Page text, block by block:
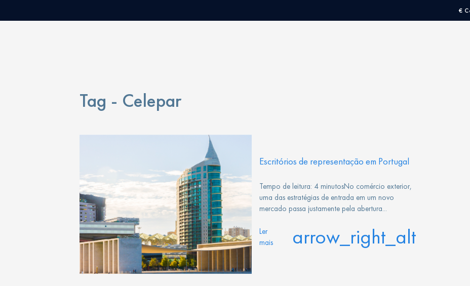
€
Tag - Celepar
Escritórios de representação em Portugal
Tempo de leitura: 4 minutosNo comércio exterior,
uma das estratégias de entrada em um novo
mercado passa justamente pela abertura...
Ler
mais
arrow_right_alt